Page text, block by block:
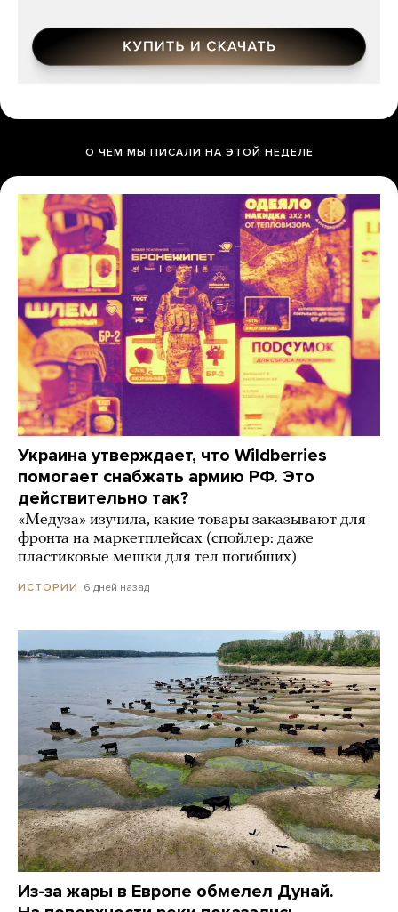
О ЧЕМ МЫ ПИСАЛИ НА ЭТОЙ НЕДЕЛЕ
Украина утверждает, что Wildberries
помогает снабжать армию РФ. Это
действительно так?
«Медуза» изучила, какие товары заказывают для
фронта на маркетплейсах (спойлер: даже
пластиковые мешки для тел погибших)
ИСТОРИИ 6 дней назад
Из-за жары в Европе обмелел Дунай.